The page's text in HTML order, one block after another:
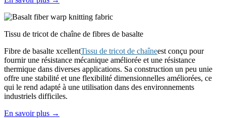
Tissu de tricot de chaîne de fibres de basalte
Fibre de basalte xcellentTissu de tricot de chaîneest conçu pour
fournir une résistance mécanique améliorée et une résistance
thermique dans diverses applications. Sa construction un peu unie
offre une stabilité et une flexibilité dimensionnelles améliorées, ce
qui le rend adapté à une utilisation dans des environnements
industriels difficiles.
En savoir plus →